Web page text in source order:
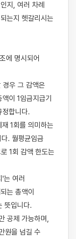
지, 여러 차례
는지 헷갈리시는
에 명시되어
우 그 감액은
이 1임금지급기
정합니다.
1회를 의미하는
. 월평균임금
1회 감액 한도는
는 여러
는 총액이
뜻입니다.
공제 가능하며,
원을 넘길 수